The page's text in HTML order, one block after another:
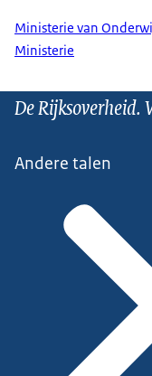
Ministerie van
Ministerie
De Rijksoverheid.
Andere talen